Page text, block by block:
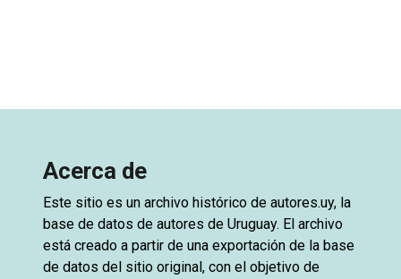
Acerca de
Este sitio es un archivo histórico de autores.uy, la
base de datos de autores de Uruguay. El archivo
está creado a partir de una exportación de la base
de datos del sitio original, con el objetivo de